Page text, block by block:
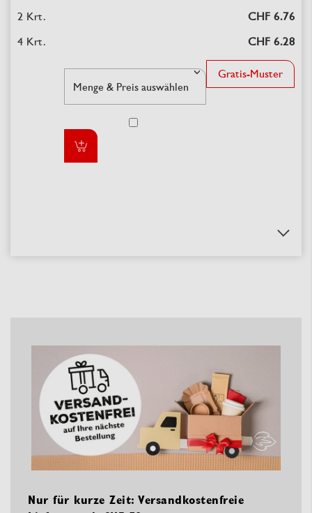
CHF 6.76
CHF 6.28
Gratis-Muster
Nur für kurze Zeit: Versandkostenfreie